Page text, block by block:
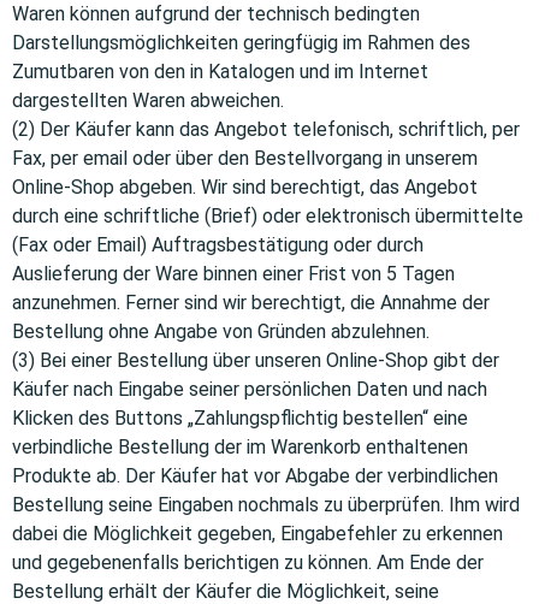
Waren können aufgrund der technisch bedingten
Darstellungsmöglichkeiten geringfügig im Rahmen des
Zumutbaren von den in Katalogen und im Internet
dargestellten Waren abweichen.
(2) Der Käufer kann das Angebot telefonisch, schriftlich, per
Fax, per email oder über den Bestellvorgang in unserem
Online-Shop abgeben. Wir sind berechtigt, das Angebot
durch eine schriftliche (Brief) oder elektronisch übermittelte
(Fax oder Email) Auftragsbestätigung oder durch
Auslieferung der Ware binnen einer Frist von 5 Tagen
anzunehmen. Ferner sind wir berechtigt, die Annahme der
Bestellung ohne Angabe von Gründen abzulehnen.
(3) Bei einer Bestellung über unseren Online-Shop gibt der
Käufer nach Eingabe seiner persönlichen Daten und nach
Klicken des Buttons „Zahlungspflichtig bestellen“ eine
verbindliche Bestellung der im Warenkorb enthaltenen
Produkte ab. Der Käufer hat vor Abgabe der verbindlichen
Bestellung seine Eingaben nochmals zu überprüfen. Ihm wird
dabei die Möglichkeit gegeben, Eingabefehler zu erkennen
und gegebenenfalls berichtigen zu können. Am Ende der
Bestellung erhält der Käufer die Möglichkeit, seine